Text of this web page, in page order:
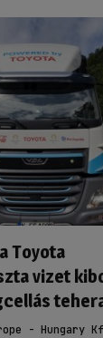
Toyota
vizet
- Hungary